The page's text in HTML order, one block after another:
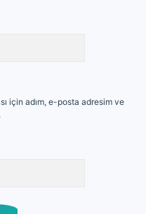
için adım, e-posta adresim ve